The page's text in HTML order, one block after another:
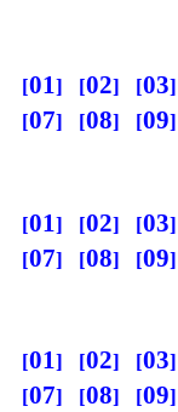
01 02 03
07
08 09
01 02 03
07
08 09
01 02 03
07
08 09